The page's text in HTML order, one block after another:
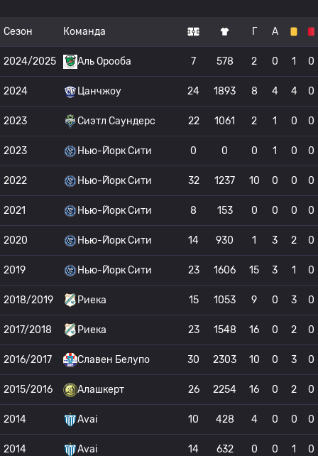
Сезон Команда Г А
2024/2025 Аль Орооба 7 578 2 0 1 0
2024 Цанчжоу 24 1893 8 4 4 0
2023 Сиэтл Саундерс 22 1061 2 1 0 0
2023 Нью-Йорк Сити 0 0 0 1 0 0
2022 Нью-Йорк Сити 32 1237 10 0 0 0
2021 Нью-Йорк Сити 8 153 0 0 0 0
2020 Нью-Йорк Сити 14 930 1 3 2 0
2019 Нью-Йорк Сити 23 1606 15 3 1 0
2018/2019 Риека 15 1053 9 0 3 0
2017/2018 Риека 23 1548 16 0 2 0
2016/2017 Славен Белупо 30 2303 10 0 3 0
2015/2016 Алашкерт 26 2254 16 0 2 0
2014 Avai 10 428 4 0 0 0
2014 Avai 14 632 0 0 1 0